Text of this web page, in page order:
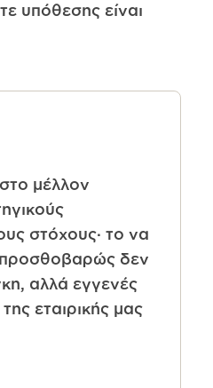
υπόθεσης είναι
μέλλον
στόχους· το να
δεν
αλλά εγγενές
εταιρικής μας